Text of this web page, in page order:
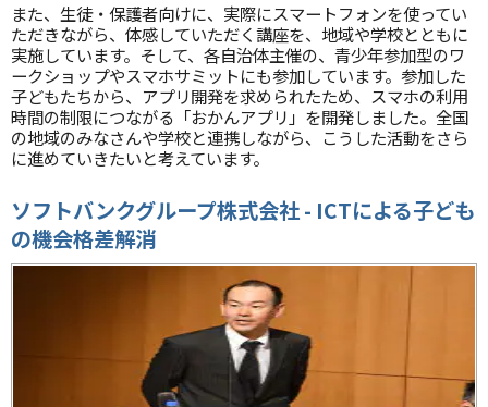
また、生徒・保護者向けに、実際にスマートフォンを使ってい
ただきながら、体感していただく講座を、地域や学校とともに
実施しています。そして、各自治体主催の、青少年参加型のワ
ークショップやスマホサミットにも参加しています。参加した
子どもたちから、アプリ開発を求められたため、スマホの利用
時間の制限につながる「おかんアプリ」を開発しました。全国
の地域のみなさんや学校と連携しながら、こうした活動をさら
に進めていきたいと考えています。
ソフトバンクグループ株式会社 - ICTによる子ども
の機会格差解消